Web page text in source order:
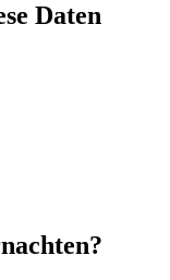
Daten